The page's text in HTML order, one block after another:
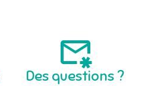
Des questions ?